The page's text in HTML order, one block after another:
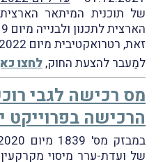
של תוכנית המיתאר
הארצית לתכנון ולבנייה מיום 5.11.20219).
זאת, רטרואקטיבית מיום 1.1.2022.
למַעבר להצעת החוק,לחצו
מס רכישה לגבי
הרכישה בפרוייקט
של ועדת-ערר מיסוי